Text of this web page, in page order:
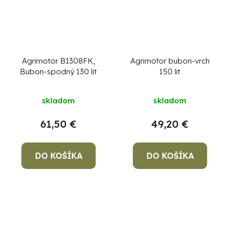
Agrimotor B1308FK,
Bubon-spodný 130 lit
skladom
61,50 €
DO KOŠÍKA
Agrimotor bubon-vrch
150 lit
skladom
49,20 €
DO KOŠÍKA